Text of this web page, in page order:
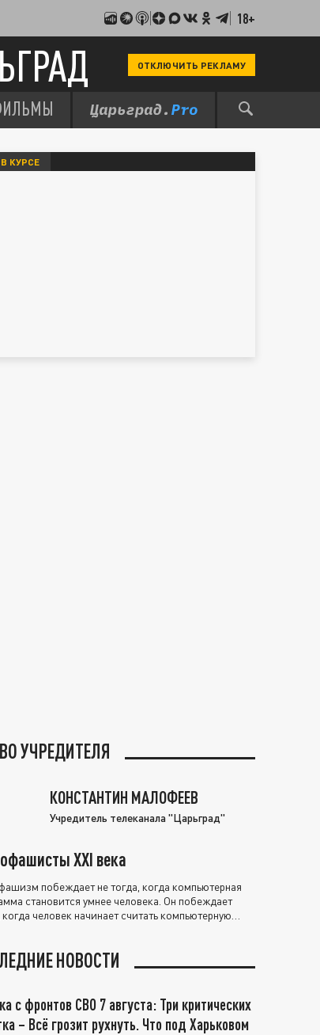
18+
ОТКЛЮЧИТЬ РЕКЛАМУ
КУРСЕ
УЧРЕДИТЕЛЯ
КОНСТАНТИН МАЛОФЕЕВ
Учредитель телеканала "Царьград"
XXI века
побеждает не тогда, когда компьютерная
становится умнее человека. Он побеждает
когда человек начинает считать компьютерную
НОВОСТИ
с фронтов СВО 7 августа: Три критических
– Всё грозит рухнуть. Что под Харьковом